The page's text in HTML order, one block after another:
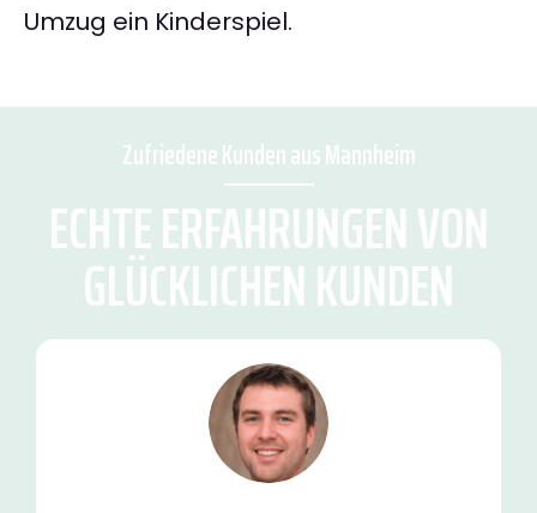
Umzug ein Kinderspiel.
Zufriedene Kunden aus Mannheim
ECHTE ERFAHRUNGEN VON
GLÜCKLICHEN KUNDEN